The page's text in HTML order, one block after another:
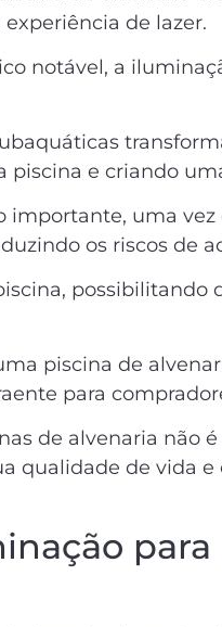
de lazer.
notável, a
piscina e criando
importante, uma
os riscos de
possibilitando
piscina de
para
de alvenaria não
qualidade de vida e